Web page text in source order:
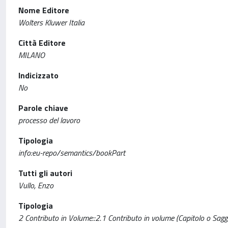
Nome Editore
Wolters Kluwer Italia
Città Editore
MILANO
Indicizzato
No
Parole chiave
processo del lavoro
Tipologia
info:eu-repo/semantics/bookPart
Tutti gli autori
Vullo, Enzo
Tipologia
2 Contributo in Volume::2.1 Contributo in volume (Capitolo o